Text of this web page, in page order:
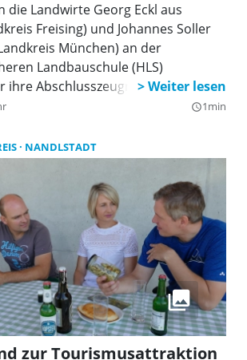
die Landwirte Georg Eckl aus
Freising) und Johannes Soller
München) an der
Landbauschule (HLS)
ihre Abschlusszeugnisse
Beide haben zuvor an der
Wirtschafter“ erworben – eine
die Aufnahme an der HLS
query_builder1min
NANDLSTADT
zur Tourismusattraktion